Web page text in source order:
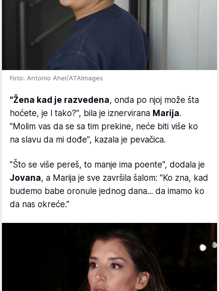
Foto: Antonio Ahel/ATAImages
"Žena kad je razvedena, onda po njoj može šta
hoćete, je l tako?", bila je iznervirana Marija.
"Molim vas da se sa tim prekine, neće biti više ko
na slavu da mi dođe", kazala je pevačica.
"Što se više pereš, to manje ima poente", dodala je
Jovana, a Marija je sve završila šalom: "Ko zna, kad
budemo babe oronule jednog dana... da imamo ko
da nas okreće."